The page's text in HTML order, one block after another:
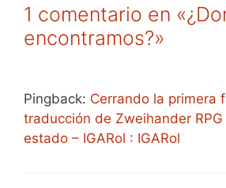
1 comentario en
encontramos?»
Pingback: Cerrando la primera
traducción de Zweihander
estado – IGARol : IGARol